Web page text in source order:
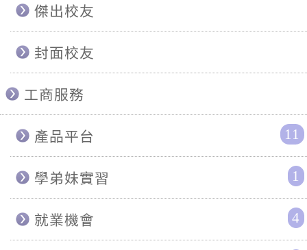
傑出校友
封面校友
工商服務
11
產品平台
1
學弟妹實習
4
就業機會